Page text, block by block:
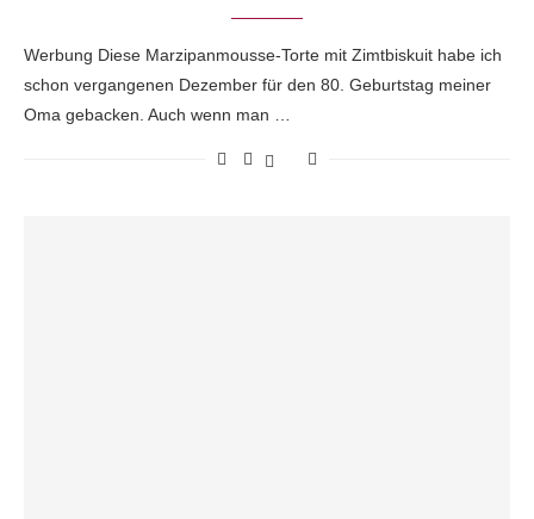
Werbung Diese Marzipanmousse-Torte mit Zimtbiskuit habe ich
schon vergangenen Dezember für den 80. Geburtstag meiner
Oma gebacken. Auch wenn man …